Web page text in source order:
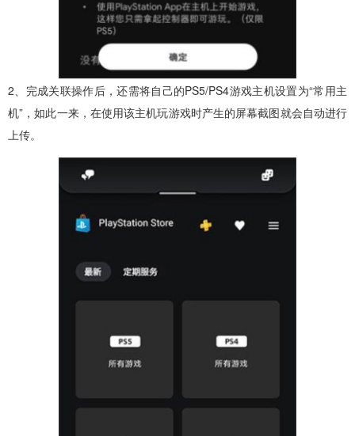
2、完成关联操作后，还需将自己的PS5/PS4游戏主机设置为“常用主
机”，如此一来，在使用该主机玩游戏时产生的屏幕截图就会自动进行
上传。